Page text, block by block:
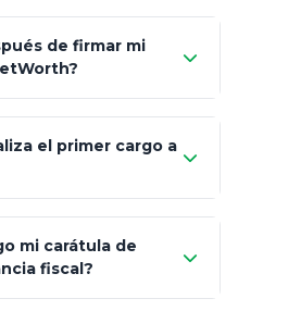
Google Play
"¿Aún no tienes cuenta?
de firmar mi
el primer cargo a
mi carátula de
fiscal?